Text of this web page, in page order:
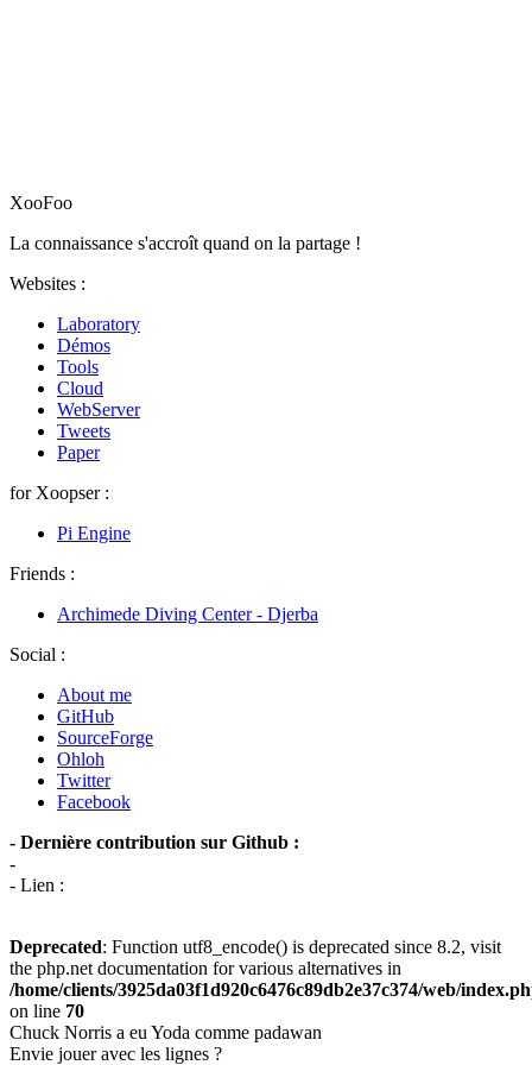
XooFoo
La connaissance s'accroît quand on la partage !
Websites :
Laboratory
Démos
Tools
Cloud
WebServer
Tweets
Paper
for Xoopser :
Pi Engine
Friends :
Archimede Diving Center - Djerba
Social :
About me
GitHub
SourceForge
Ohloh
Twitter
Facebook
- Dernière contribution sur Github :
-
- Lien :
Deprecated: Function utf8_encode() is deprecated since 8.2, visit
the php.net documentation for various alternatives in
/home/clients/3925da03f1d920c6476c89db2e37c374/web/
on line 70
Chuck Norris a eu Yoda comme padawan
Envie jouer avec les lignes ?